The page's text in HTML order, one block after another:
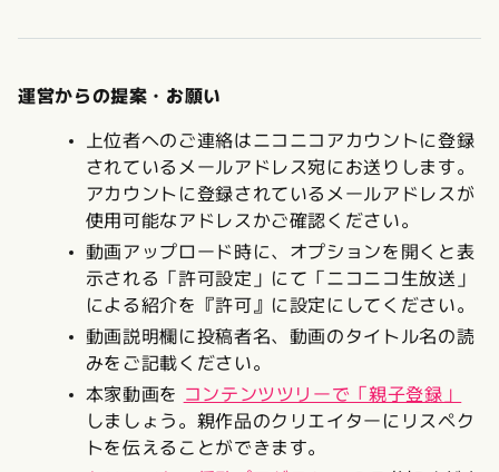
運営からの提案・お願い
上位者へのご連絡はニコニコアカウントに登録
されているメールアドレス宛にお送りします。
アカウントに登録されているメールアドレスが
使用可能なアドレスかご確認ください。
動画アップロード時に、オプションを開くと表
示される「許可設定」にて「ニコニコ生放送」
による紹介を『許可』に設定にしてください。
動画説明欄に投稿者名、動画のタイトル名の読
みをご記載ください。
本家動画を コンテンツツリーで「親子登録」
しましょう。親作品のクリエイターにリスペク
トを伝えることができます。